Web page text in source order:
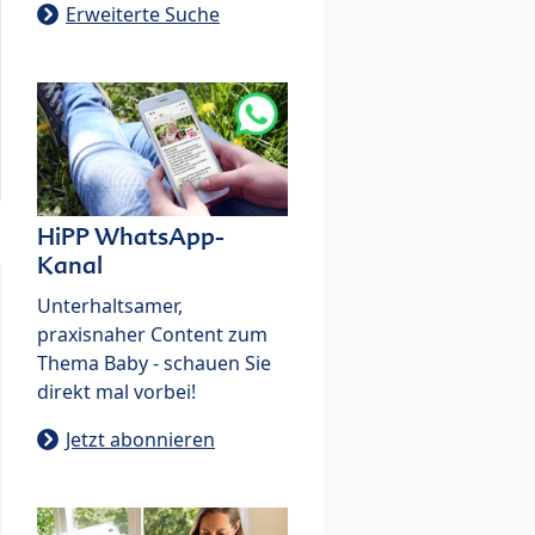
Erweiterte Suche
HiPP WhatsApp-
Kanal
Unterhaltsamer,
praxisnaher Content zum
Thema Baby - schauen Sie
direkt mal vorbei!
Jetzt abonnieren